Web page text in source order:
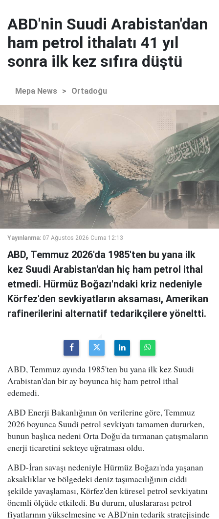
ABD'nin Suudi Arabistan'dan
ham petrol ithalatı 41 yıl
sonra ilk kez sıfıra düştü
Mepa News > Ortadoğu
Yayınlanma: 07 Ağustos 2026 Cuma 12:13
ABD, Temmuz 2026'da 1985'ten bu yana ilk
kez Suudi Arabistan'dan hiç ham petrol ithal
etmedi. Hürmüz Boğazı'ndaki kriz nedeniyle
Körfez'den sevkiyatların aksaması, Amerikan
rafinerilerini alternatif tedarikçilere yöneltti.
ABD, Temmuz ayında 1985'ten bu yana ilk kez Suudi
Arabistan'dan bir ay boyunca hiç ham petrol ithal
edemedi.
ABD Enerji Bakanlığının ön verilerine göre, Temmuz
2026 boyunca Suudi petrol sevkiyatı tamamen dururken,
bunun başlıca nedeni Orta Doğu'da tırmanan çatışmaların
enerji ticaretini sekteye uğratması oldu.
ABD-İran savaşı nedeniyle Hürmüz Boğazı'nda yaşanan
aksaklıklar ve bölgedeki deniz taşımacılığının ciddi
şekilde yavaşlaması, Körfez'den küresel petrol sevkiyatını
önemli ölçüde etkiledi. Bu durum, uluslararası petrol
fiyatlarının yükselmesine ve ABD'nin tedarik stratejisinde